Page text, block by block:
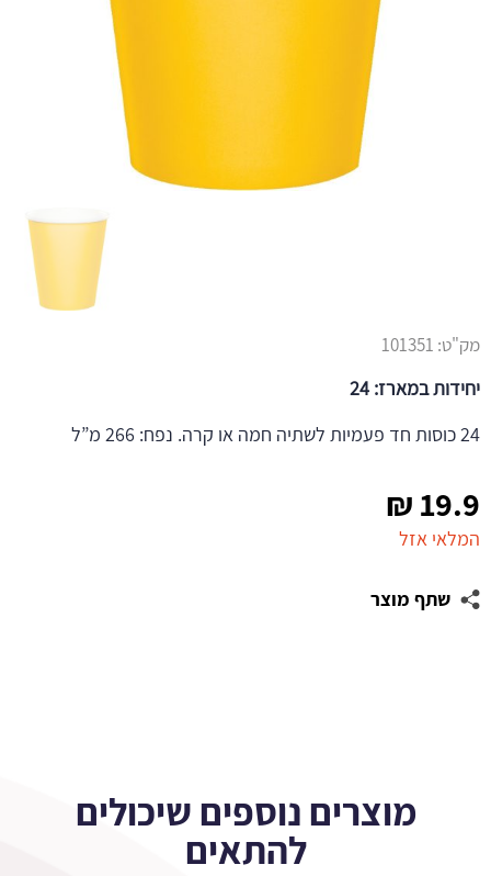
19.9
₪
המלאי אזל
שתף מוצר
מק"ט: 101351
יחידות במארז: 24
24 כוסות חד פעמיות לשתיה חמה או קרה. נפח: 266 מ”ל
מוצרים נוספים שיכולים
להתאים